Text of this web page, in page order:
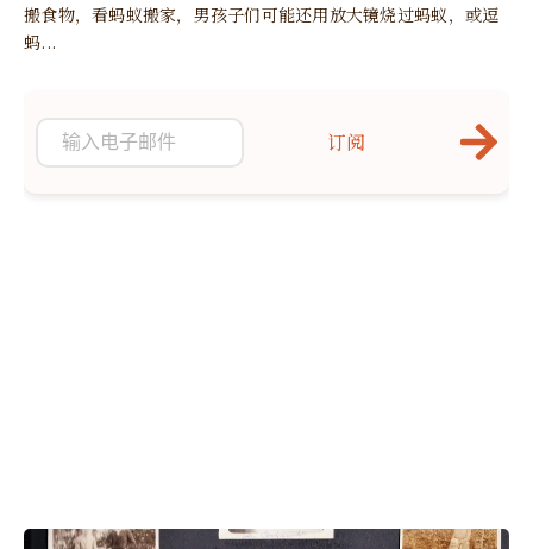
搬食物，看蚂蚁搬家，男孩子们可能还用放大镜烧过蚂蚁，或逗
蚂...
订阅